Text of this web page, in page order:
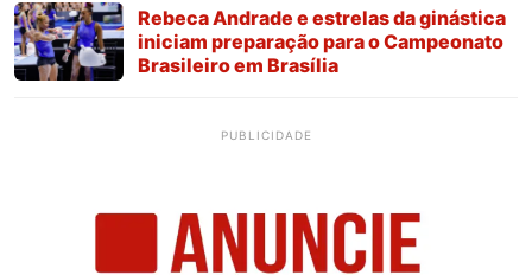
Rebeca Andrade e estrelas da ginástica
iniciam preparação para o Campeonato
Brasileiro em Brasília
PUBLICIDADE